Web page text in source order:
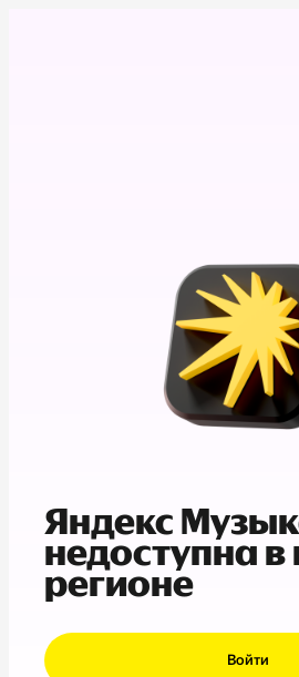
Яндекс
недоступна
регионе
Войти